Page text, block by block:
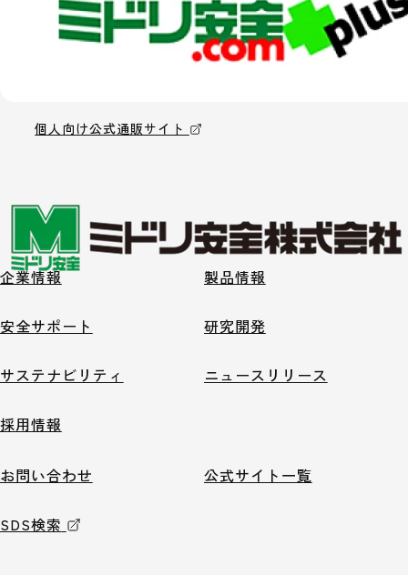
個人向け公式通販サイト
企業情報 製品情報
安全サポート 研究開発
サステナビリティ ニュースリリース
採用情報
お問い合わせ 公式サイト一覧
SDS検索